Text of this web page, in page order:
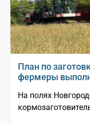
План по
фермеры
На полях